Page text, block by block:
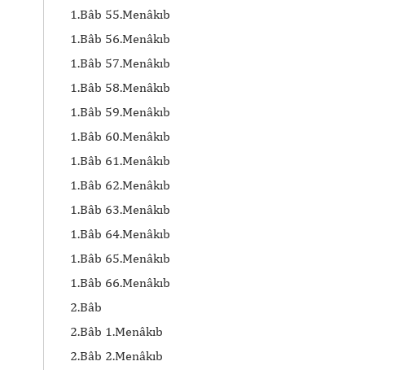
1.Bâb 55.Menâkıb
1.Bâb 56.Menâkıb
1.Bâb 57.Menâkıb
1.Bâb 58.Menâkıb
1.Bâb 59.Menâkıb
1.Bâb 60.Menâkıb
1.Bâb 61.Menâkıb
1.Bâb 62.Menâkıb
1.Bâb 63.Menâkıb
1.Bâb 64.Menâkıb
1.Bâb 65.Menâkıb
1.Bâb 66.Menâkıb
2.Bâb
2.Bâb 1.Menâkıb
2.Bâb 2.Menâkıb